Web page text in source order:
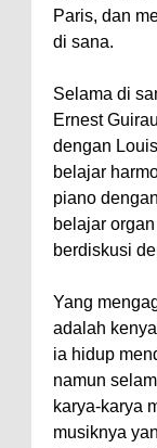
Paris, dan
di sana.
Selama di
Ernest
dengan
belajar
piano
belajar
berdiskusi
Yang
adalah
ia hidup
namun
karya-karya
musiknya